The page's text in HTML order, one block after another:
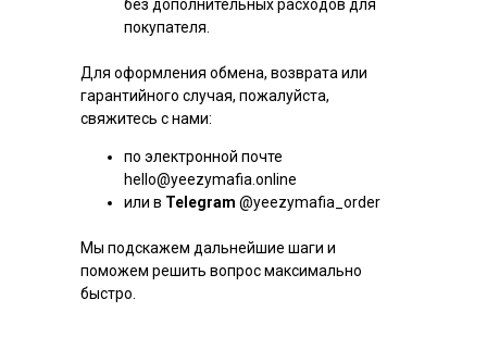
без дополнительных расходов для
покупателя.
Для оформления обмена, возврата или
гарантийного случая, пожалуйста,
свяжитесь с нами:
по электронной почте
hello@yeezymafia.online
или в Telegram @yeezymafia_order
Мы подскажем дальнейшие шаги и
поможем решить вопрос максимально
быстро.